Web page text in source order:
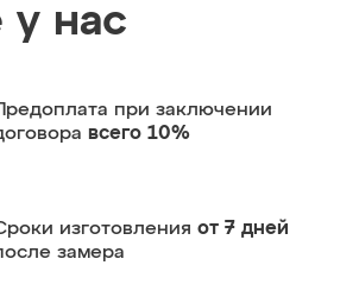
у нас
при заключении
всего 10%
изготовления от 7 дней
замера